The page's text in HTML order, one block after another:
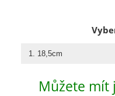
Můžete mít